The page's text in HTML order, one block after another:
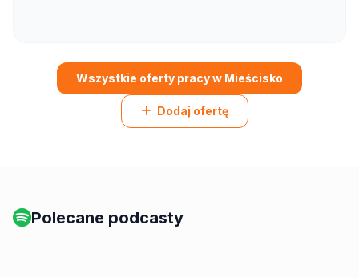
Wszystkie oferty pracy w Mieścisko
Dodaj ofertę
Polecane podcasty